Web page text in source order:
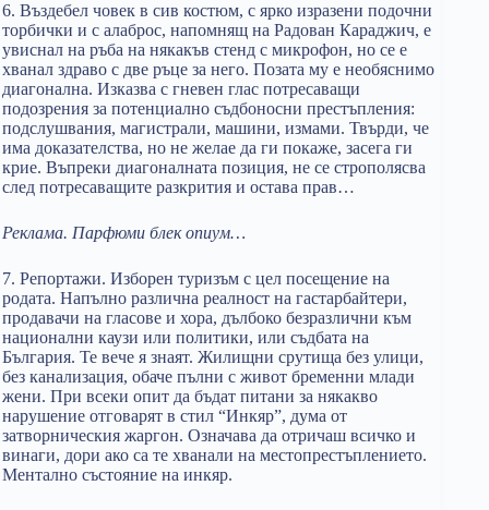
6. Въздебел човек в сив костюм, с ярко изразени подочни
торбички и с алаброс, напомнящ на Радован Караджич, е
увиснал на ръба на някакъв стенд с микрофон, но се е
хванал здраво с две ръце за него. Позата му е необяснимо
диагонална. Изказва с гневен глас потресаващи
подозрения за потенциално съдбоносни престъпления:
подслушвания, магистрали, машини, измами. Твърди, че
има доказателства, но не желае да ги покаже, засега ги
крие. Въпреки диагоналната позиция, не се строполясва
след потресаващите разкрития и остава прав…
Реклама. Парфюми блeк опиум…
7. Репортажи. Изборен туризъм с цел посещение на
родата. Напълно различна реалност на гастарбайтери,
продавачи на гласове и хора, дълбоко безразлични към
национални каузи или политики, или съдбата на
България. Те вече я знаят. Жилищни срутища без улици,
без канализация, обаче пълни с живот бременни млади
жени. При всеки опит да бъдат питани за някакво
нарушение отговарят в стил “Инкяр”, дума от
затворническия жаргон. Означава да отричаш всичко и
винаги, дори ако са те хванали на местопрестъплението.
Ментално състояние на инкяр.